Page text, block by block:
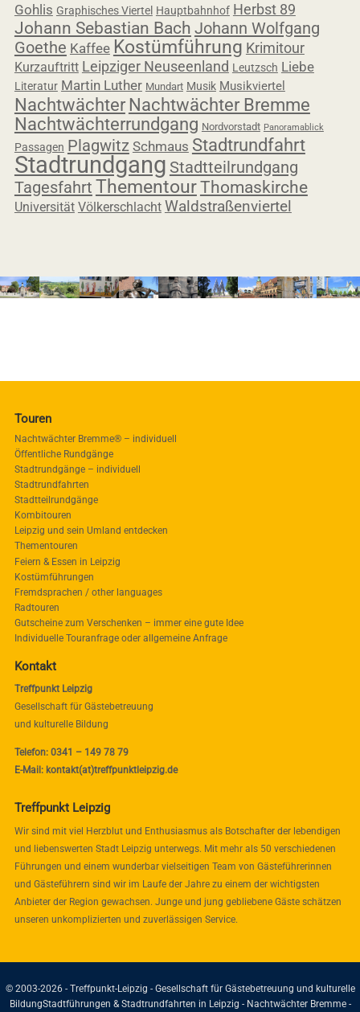
Gohlis Graphisches Viertel Hauptbahnhof Herbst 89
Johann Sebastian Bach Johann Wolfgang
Goethe Kaffee Kostümführung Krimitour
Kurzauftritt Leipziger Neuseenland Leutzsch Liebe
Literatur Martin Luther Mundart Musik Musikviertel
NachtwächterNachtwächter Bremme
Nachtwächterrundgang Nordvorstadt Panoramablick
Passagen Plagwitz Schmaus Stadtrundfahrt
Stadtrundgang Stadtteilrundgang
Tagesfahrt ThementourThomaskirche
Universität Völkerschlacht Waldstraßenviertel
Touren
Nachtwächter Bremme® – individuell
Öffentliche Rundgänge
Stadtrundgänge – individuell
Stadtrundfahrten
Stadtteilrundgänge
Kombitouren
Leipzig und sein Umland entdecken
Thementouren
Feiern & Essen in Leipzig
Kostümführungen
Fremdsprachen / other languages
Radtouren
Gutscheine zum Verschenken – immer eine gute Idee
Individuelle Touranfrage oder allgemeine Anfrage
Kontakt
Treffpunkt Leipzig
Gesellschaft für Gästebetreuung
und kulturelle Bildung
Telefon: 0341 – 149 78 79
E-Mail: kontakt(at)treffpunktleipzig.de
Treffpunkt Leipzig
Wir sind mit viel Herzblut und Enthusiasmus als Botschafter der lebendigen
und liebenswerten Stadt Leipzig unterwegs. Mit mehr als 50 verschiedenen
Führungen und einem wunderbar vielseitigen Team von Gästeführerinnen
und Gästeführern sind wir im Laufe der Jahre zu einem der wichtigsten
Anbieter der Region gewachsen. Junge und jung gebliebene Gäste schätzen
unseren unkomplizierten und zuverlässigen Service.
© 2003-2026 - Treffpunkt-Leipzig - Gesellschaft für Gästebetreuung und kulturelle
BildungStadtführungen & Stadtrundfahrten in Leipzig - Nachtwächter Bremme -